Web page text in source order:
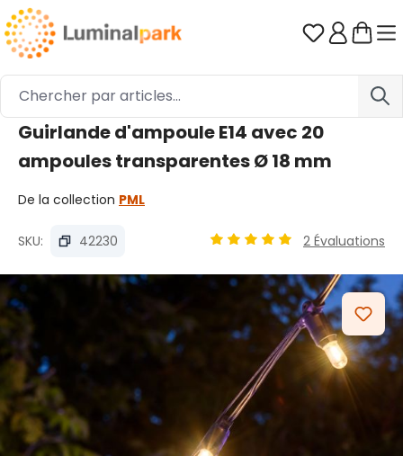
Passer au contenu principal Vous avez
Guirlande d'ampoule E14 avec 20
ampoules transparentes Ø 18 mm
De la collection PML
SKU: 42230 2 Évaluations
Ignorer la galerie d'images